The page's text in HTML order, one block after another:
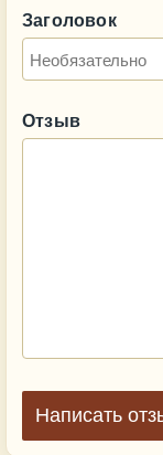
Заголовок
Отзыв
Написать